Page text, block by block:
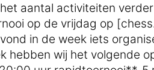
aantal activiteiten
op de vrijdag op
in de week iets
hebben wij het volgende